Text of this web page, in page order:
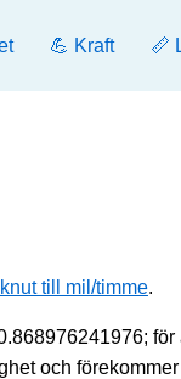
💪 Kraft 📏
till mil/timme.
för
och